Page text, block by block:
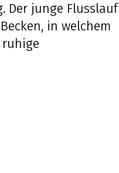
Der junge Flusslauf
in welchem